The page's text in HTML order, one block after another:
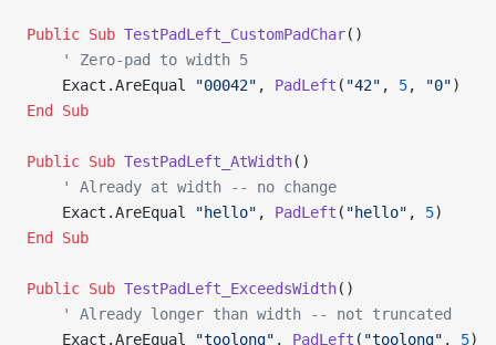
Public Sub TestPadLeft_CustomPadChar()
    ' Zero-pad to width 5
    Exact.AreEqual
"00042" , PadLeft ( "42" , 5, "0")
End Sub
Public Sub TestPadLeft_AtWidth()
    ' Already at width -- no change
    Exact.AreEqual
"hello" , PadLeft ( "hello" , 5)
End Sub
Public Sub TestPadLeft_ExceedsWidth()
    ' Already longer than width -- not truncated
    Exact.AreEqual
"toolong" , PadLeft ( "toolong" , 5)